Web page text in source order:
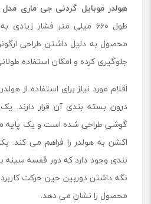
هولدر موبایل گردنی جی ماری مدل MG01
طول ۶۶۰ میلی متر فشار
محصول به دلیل داشتن طراحی
جلوگیری کرده و امکان استفاده
درون بسته بندی آن قرار دارند.
گوشی طراحی شده است و یک پایه
اکشن به هولدر را فراهم می کند.
بندی وجود دارد که دور قفسه
نگه داشتن دوربین حین حرکت
محصول را نشان می دهد.